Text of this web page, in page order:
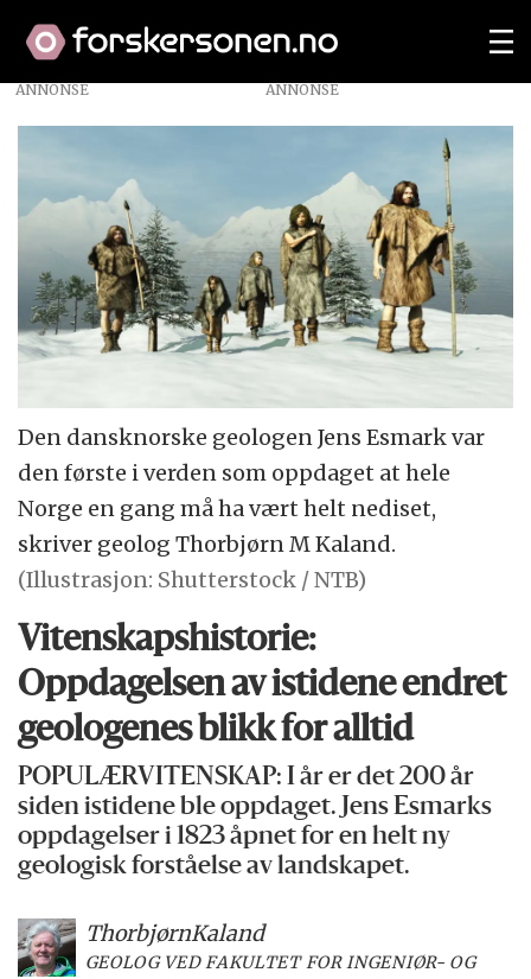
ANNONSE
Den dansknorske geologen Jens Esmark var
den første i verden som oppdaget at hele
Norge en gang må ha vært helt nediset,
skriver geolog Thorbjørn M Kaland.
(Illustrasjon: Shutterstock / NTB)
Vitenskapshistorie:
Oppdagelsen av istidene endret
geologenes blikk for alltid
POPULÆRVITENSKAP: I år er det 200 år
siden istidene ble oppdaget. Jens Esmarks
oppdagelser i 1823 åpnet for en helt ny
geologisk forståelse av landskapet.
ThorbjørnKaland
GEOLOG VED FAKULTET FOR INGENIØR- OG